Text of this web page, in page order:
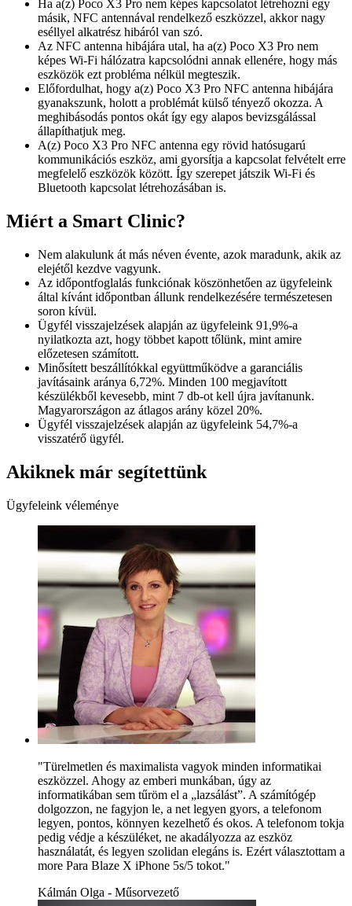
Ha a(z) Poco X3 Pro nem képes kapcsolatot létrehozni egy
másik, NFC antennával rendelkező eszközzel, akkor nagy
eséllyel alkatrész hibáról van szó.
Az NFC antenna hibájára utal, ha a(z) Poco X3 Pro nem
képes Wi-Fi hálózatra kapcsolódni annak ellenére, hogy más
eszközök ezt probléma nélkül megteszik.
Előfordulhat, hogy a(z) Poco X3 Pro NFC antenna hibájára
gyanakszunk, holott a problémát külső tényező okozza. A
meghibásodás pontos okát így egy alapos bevizsgálással
állapíthatjuk meg.
A(z) Poco X3 Pro NFC antenna egy rövid hatósugarú
kommunikációs eszköz, ami gyorsítja a kapcsolat felvételt erre
megfelelő eszközök között. Így szerepet játszik Wi-Fi és
Bluetooth kapcsolat létrehozásában is.
Miért a Smart Clinic?
Nem alakulunk át más néven évente, azok maradunk, akik az
elejétől kezdve vagyunk.
Az időpontfoglalás funkciónak köszönhetően az ügyfeleink
által kívánt időpontban állunk rendelkezésére természetesen
soron kívül.
Ügyfél visszajelzések alapján az ügyfeleink 91,9%-a
nyilatkozta azt, hogy többet kapott tőlünk, mint amire
előzetesen számított.
Minősített beszállítókkal együttműködve a garanciális
javításaink aránya 6,72%. Minden 100 megjavított
készülékből kevesebb, mint 7 db-ot kell újra javítanunk.
Magyarországon az átlagos arány közel 20%.
Ügyfél visszajelzések alapján az ügyfeleink 54,7%-a
visszatérő ügyfél.
Akiknek már segítettünk
Ügyfeleink véleménye
"Türelmetlen és maximalista vagyok minden informatikai
eszközzel. Ahogy az emberi munkában, úgy az
informatikában sem tűröm el a „lazsálást”. A számítógép
dolgozzon, ne fagyjon le, a net legyen gyors, a telefonom
legyen, pontos, könnyen kezelhető és okos. A telefonom tokja
pedig védje a készüléket, ne akadályozza az eszköz
használatát, és legyen szolidan elegáns is. Ezért választottam a
more Para Blaze X iPhone 5s/5 tokot."
Kálmán Olga - Műsorvezető